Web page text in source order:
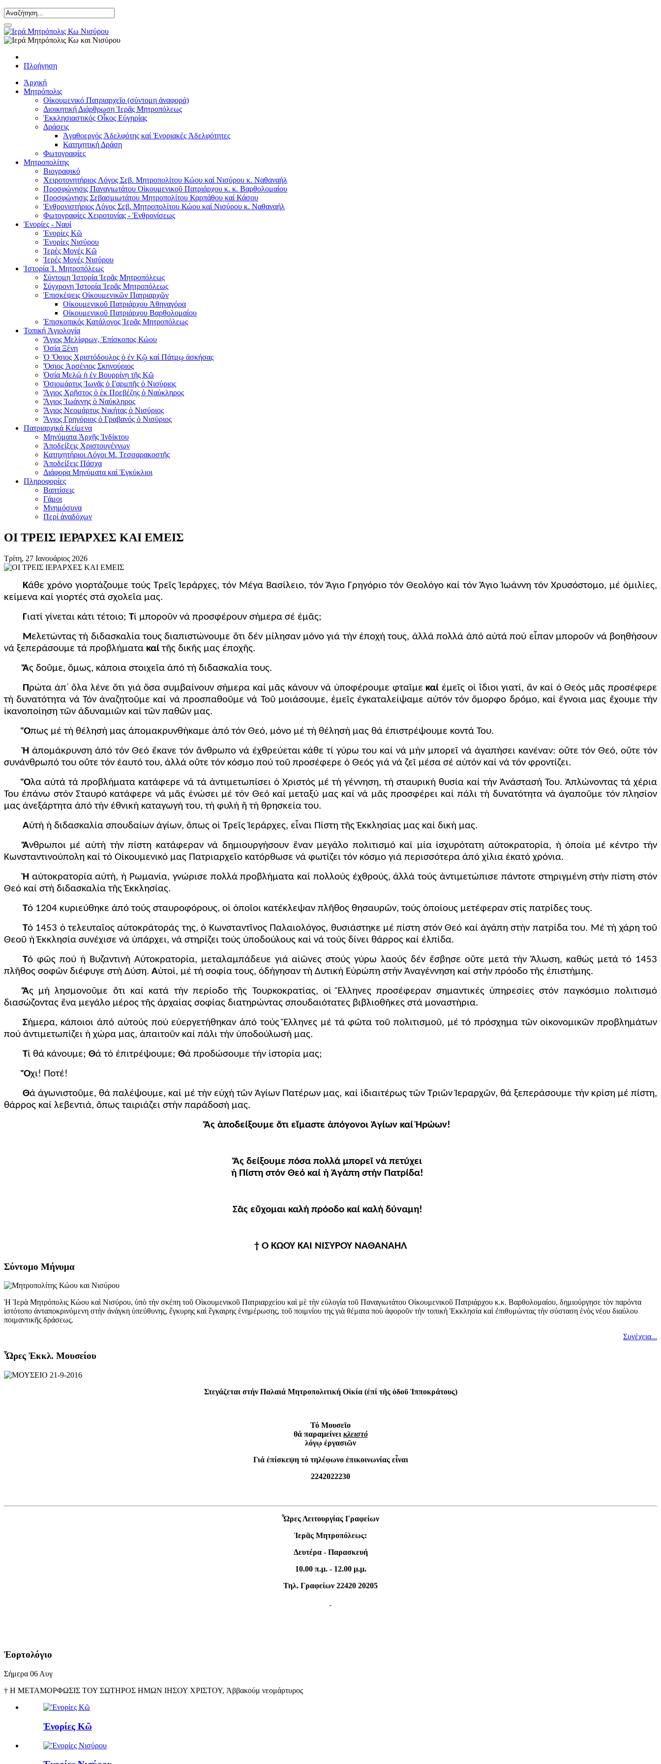
Πλοήγηση
Ἀρχική
Μητρόπολις
Οἰκουμενικό Πατριαρχεῖο (σύντομη ἀναφορά)
Διοικητική Διάρθρωση Ἱερᾶς Μητροπόλεως
Ἐκκλησιαστικός Οἶκος Εὐγηρίας
Δράσεις
Ἀγαθοεργός Ἀδελφότης καί Ἐνοριακές Ἀδελφότητες
Κατηχητική Δράση
Φωτογραφίες
Μητροπολίτης
Βιογραφικό
Χειροτονητήριος Λόγος Σεβ. Μητροπολίτου Κώου καί Νισύρου κ. Ναθαναήλ
Προσφώνησις Παναγιωτάτου Οἰκουμενικοῦ Πατριάρχου κ. κ. Βαρθολομαίου
Προσφώνησις Σεβασμιωτάτου Μητροπολίτου Καρπάθου καί Κάσου
Ἐνθρονιστήριος Λόγος Σεβ. Μητροπολίτου Κώου καί Νισύρου κ. Ναθαναήλ
Φωτογραφίες Χειροτονίας - Ἐνθρονίσεως
Ἐνορίες - Ναοί
Ἐνορίες Kῶ
Ἐνορίες Νισύρου
Ἱερές Μονές Κῶ
Ἱερές Μονές Νισύρου
Ἱστορία Ἱ. Μητροπόλεως
Σύντομη Ἱστορία Ἱερᾶς Μητροπόλεως
Σύγχρονη Ἱστορία Ἱερᾶς Μητροπόλεως
Ἐπισκέψεις Οἰκουμενικῶν Πατριαρχῶν
Οἰκουμενικοῦ Πατριάρχου Ἀθηναγόρα
Οἰκουμενικοῦ Πατριάρχου Βαρθολομαίου
Ἐπισκοπικός Κατάλογος Ἱερᾶς Μητροπόλεως
Τοπική Ἁγιολογία
Ἅγιος Μελίφρων, Ἐπίσκοπος Κώου
Ὁσία Ξένη
Ὁ Ὅσιος Χριστόδουλος ὁ ἐν Κῷ καί Πάτμῳ ἀσκήσας
Ὅσιος Ἀρσένιος Σκηνούριος
Ὁσία Μελώ ἡ ἐν Βουρρίνῃ τῆς Κῶ
Ὁσιομάρτυς Ἰωνᾶς ὁ Γαρμπῆς ὁ Νισύριος
Ἅγιος Χρῆστος ὁ ἐκ Πρεβέζης ὁ Ναύκληρος
Ἅγιος Ἰωάννης ὁ Ναύκληρος
Ἅγιος Νεομάρτυς Νικήτας ὁ Νισύριος
Ἅγιος Γρηγόριος ὁ Γραβανός ὁ Νισύριος
Πατριαρχικά Κείμενα
Μηνύματα Ὰρχῆς Ὶνδίκτου
Ὰποδείξεις Χριστουγέννων
Κατηχητήριοι Λόγοι Μ. Τεσσαρακοστῆς
Ὰποδείξεις Πάσχα
Διάφορα Μηνύματα καί Ἐγκύκλιοι
Πληροφορίες
Βαπτίσεις
Γάμοι
Μνημόσυνα
Περί ἀναδόχων
ΟΙ ΤΡΕΙΣ ΙΕΡΑΡΧΕΣ ΚΑΙ ΕΜΕΙΣ
Τρίτη, 27 Ιανουάριος 2026
Κάθε χρόνο γιορτάζουμε τούς Τρεῖς Ἱεράρχες, τόν Μέγα Βασίλειο, τόν Ἅγιο Γρηγόριο τόν Θεολόγο καί τόν Ἅγιο Ἰωάννη τόν Χρυσόστομο, μέ ὁμιλίες,
κείμενα καί γιορτές στά σχολεῖα μας.
Γιατί γίνεται κάτι τέτοιο; Τί μποροῦν νά προσφέρουν σήμερα σέ ἐμᾶς;
Μελετώντας τή διδασκαλία τους διαπιστώνουμε ὅτι δέν μίλησαν μόνο γιά τήν ἐποχή τους, ἀλλά πολλά ἀπό αὐτά πού εἶπαν μποροῦν νά βοηθήσουν
νά ξεπεράσουμε τά προβλήματα καίτῆς δικῆς μας ἐποχῆς.
Ἄς δοῦμε, ὅμως, κάποια στοιχεῖα ἀπό τή διδασκαλία τους.
Πρώτα ἀπ᾽ ὅλα λένε ὅτι γιά ὅσα συμβαίνουν σήμερα καί μᾶς κάνουν νά ὑποφέρουμε φταῖμε καί ἐμεῖς οἱ ἴδιοι γιατί, ἄν καί ὁ Θεός μᾶς προσέφερε
τή δυνατότητα νά Τόν ἀναζητοῦμε καί νά προσπαθοῦμε νά Τοῦ μοιάσουμε, ἐμεῖς ἐγκαταλείψαμε αὐτόν τόν ὄμορφο δρόμο, καί ἔγνοια μας ἔχουμε τήν
ἱκανοποίηση τῶν ἀδυναμιῶν καί τῶν παθῶν μας.
Ὅπως μέ τή θέλησή μας ἀπομακρυνθήκαμε ἀπό τόν Θεό, μόνο μέ τή θέλησή μας θά ἐπιστρέψουμε κοντά Του.
Ἡἀπομάκρυνση ἀπό τόν Θεό ἔκανε τόν ἄνθρωπο νά ἐχθρεύεται κάθε τί γύρω του καί νά μήν μπορεῖ νά ἀγαπήσει κανέναν: οὔτε τόν Θεό, οὔτε τόν
συνάνθρωπό του οὔτε τόν ἑαυτό του, ἀλλά οὔτε τόν κόσμο πού τοῦ προσέφερε ὁ Θεός γιά νά ζεῖ μέσα σέ αὐτόν καί νά τόν φροντίζει.
Ὅλα αὐτά τά προβλήματα κατάφερε νά τά ἀντιμετωπίσει ὁ Χριστός μέ τή γέννηση, τή σταυρική θυσία καί τήν Ἀνάστασή Του. Ἁπλώνοντας τά χέρια
Του ἐπάνω στόν Σταυρό κατάφερε νά μᾶς ἑνώσει μέ τόν Θεό καί μεταξύ μας καί νά μᾶς προσφέρει καί πάλι τή δυνατότητα νά ἀγαποῦμε τόν πλησίον
μας ἀνεξάρτητα ἀπό τήν ἐθνική καταγωγή του, τή φυλή ἤ τή θρησκεία του.
Αὐτή ἡ διδασκαλία σπουδαίων ἁγίων, ὅπως οἱ Τρεῖς Ἱεράρχες, εἶναι Πίστη τῆς Ἐκκλησίας μας καί δική μας.
Ἄνθρωποι μέ αὐτή τήν πίστη κατάφεραν νά δημιουργήσουν ἕναν μεγάλο πολιτισμό καί μία ἰσχυρότατη αὐτοκρατορία, ἡ ὁποία μέ κέντρο τήν
Κωνσταντινούπολη καί τό Οἰκουμενικό μας Πατριαρχεῖο κατόρθωσε νά φωτίζει τόν κόσμο γιά περισσότερα ἀπό χίλια ἑκατό χρόνια.
Ἡαὐτοκρατορία αὐτή, ἡ Ρωμανία, γνώρισε πολλά προβλήματα καί πολλούς ἐχθρούς, ἀλλά τούς ἀντιμετώπισε πάντοτε στηριγμένη στήν πίστη στόν
Θεό καί στή διδασκαλία τῆς Ἐκκλησίας.
Τό 1204 κυριεύθηκε ἀπό τούς σταυροφόρους, οἱ ὁποῖοι κατέκλεψαν πλῆθος θησαυρῶν, τούς ὁποίους μετέφεραν στίς πατρίδες τους.
Τό 1453 ὁ τελευταῖος αὐτοκράτοράς της, ὁ Κωνσταντῖνος Παλαιολόγος, θυσιάστηκε μέ πίστη στόν Θεό καί ἀγάπη στήν πατρίδα του. Μέ τή χάρη τοῦ
Θεοῦ ἡ Ἐκκλησία συνέχισε νά ὑπάρχει, νά στηρίζει τούς ὑποδούλους καί νά τούς δίνει θάρρος καί ἐλπίδα.
Τό φῶς πού ἡ Βυζαντινή Αὐτοκρατορία, μεταλαμπάδευε γιά αἰῶνες στούς γύρω λαούς δέν ἔσβησε οὔτε μετά τήν Ἅλωση, καθώς μετά τό 1453
πλῆθος σοφῶν διέφυγε στή Δύση. Αὐτοί, μέ τή σοφία τους, ὁδήγησαν τή Δυτική Εὐρώπη στήν Ἀναγέννηση καί στήν πρόοδο τῆς ἐπιστήμης.
Ἄς μή λησμονοῦμε ὅτι καί κατά τήν περίοδο τῆς Τουρκοκρατίας, οἱ Ἕλληνες προσέφεραν σημαντικές ὑπηρεσίες στόν παγκόσμιο πολιτισμό
διασώζοντας ἕνα μεγάλο μέρος τῆς ἀρχαίας σοφίας διατηρώντας σπουδαιότατες βιβλιοθῆκες στά μοναστήρια.
Σήμερα, κάποιοι ἀπό αὐτούς πού εὐεργετήθηκαν ἀπό τούς Ἕλληνες μέ τά φῶτα τοῦ πολιτισμοῦ, μέ τό πρόσχημα τῶν οἰκονομικῶν προβλημάτων
πού ἀντιμετωπίζει ἡ χώρα μας, ἀπαιτοῦν καί πάλι τήν ὑποδούλωσή μας.
Τί θά κάνουμε; Θά τό ἐπιτρέψουμε; Θά προδώσουμε τήν ἱστορία μας;
Ὄχι! Ποτέ!
Θά ἀγωνιστοῦμε, θά παλέψουμε, καί μέ τήν εὐχή τῶν Ἁγίων Πατέρων μας, καί ἰδιαιτέρως τῶν Τριῶν Ἱεραρχῶν, θά ξεπεράσουμε τήν κρίση μέ πίστη,
θάρρος καί λεβεντιά, ὅπως ταιριάζει στήν παράδοσή μας.
Ἄς ἀποδείξουμε ὅτι εἴμαστε ἀπόγονοι Ἁγίων καί Ἡρώων!
Ἄς δείξουμε πόσα πολλά μπορεῖ νά πετύχει
ἡ Πίστη στόν Θεό καί ἡ Ἀγάπη στήν Πατρίδα!
Σᾶς εὔχομαι καλή πρόοδο καί καλή δύναμη!
† Ο ΚΩΟΥ ΚΑΙ ΝΙΣΥΡΟΥ ΝΑΘΑΝΑΗΛ
Σύντομο Μήνυμα
Ἡ Ἱερὰ Μητρόπολις Κώου καὶ Νισύρου, ὑπὸ τὴν σκέπη τοῦ Οὶκουμενικοῦ Πατριαρχείου καὶ μὲ τὴν εὐλογία τοῦ Παναγιωτάτου Οἰκουμενικοῦ Πατριάρχου κ.κ. Βαρθολομαίου, δημιούργησε τὸν παρόντα
ἱστότοπο ἀνταποκρινόμενη στὴν ἀνάγκη ὑπεύθυνης, ἔγκυρης καὶ ἔγκαιρης ἐνημέρωσης, τοῦ ποιμνίου της γιὰ θέματα ποὺ ἀφοροῦν τὴν τοπικὴ Ἐκκλησία καὶ ἐπιθυμώντας τὴν σύσταση ἑνὸς νέου διαύλου
ποιμαντικῆς δράσεως.
Συνέχεια...
Ὧρες Ἐκκλ. Μουσείου
Στεγάζεται στήν Παλαιά Μητροπολιτική Οἰκία (ἐπί τῆς ὁδοῦ Ἱπποκράτους)
Τό Μουσεῖο
θά παραμείνει κλειστό
λόγῳ ἐργασιῶν
Γιά ἐπίσκεψη τό τηλέφωνο ἐπικοινωνίας εἶναι
2242022230
Ὧρες Λειτουργίας Γραφείων
Ἱερᾶς Μητροπόλεως:
Δευτέρα- Παρασκευή
10.00 π.μ. - 12.00 μ.μ.
Τηλ. Γραφείων 22420 20205
Ἑορτολόγιο
Σήμερα 06 Αυγ
† Η ΜΕΤΑΜΟΡΦΩΣΙΣ ΤΟΥ ΣΩΤΗΡΟΣ ΗΜΩΝ ΙΗΣΟΥ ΧΡΙΣΤΟΥ, Ἀββακούμ νεομάρτυρος
Ἐνορίες Κῶ